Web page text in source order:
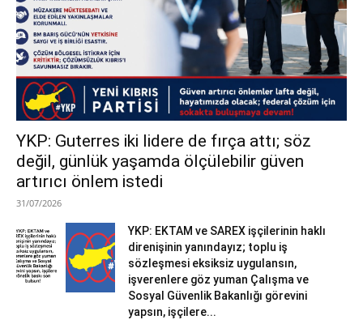
YKP: Guterres iki lidere de fırça attı; söz
değil, günlük yaşamda ölçülebilir güven
artırıcı önlem istedi
31/07/2026
YKP: EKTAM ve SAREX işçilerinin haklı
direnişinin yanındayız; toplu iş
sözleşmesi eksiksiz uygulansın,
işverenlere göz yuman Çalışma ve
Sosyal Güvenlik Bakanlığı görevini
yapsın, işçilere...